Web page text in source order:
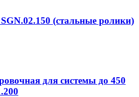
(стальные ролики)
для системы до 450